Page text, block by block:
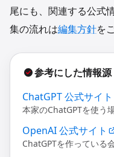
尾にも、関連する公式
集の流れは編集方針を
参考にした情報源
ChatGPT 公式サイト
本家のChatGPTを使う
OpenAI 公式サイト
ChatGPTを作っている